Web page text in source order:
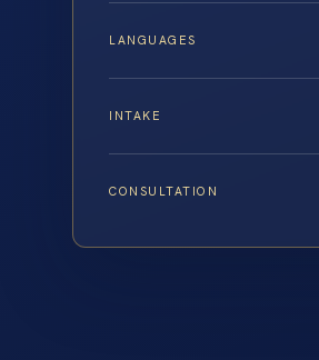
LANGUAGES
INTAKE
CONSULTATION